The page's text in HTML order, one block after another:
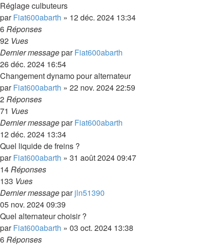
Réglage culbuteurs
parFiat600abarth » 12 déc. 2024 13:34
6Réponses
92 Vues
Dernier messageparFiat600abarth
26 déc. 2024 16:54
Changement dynamo pour alternateur
parFiat600abarth » 22 nov. 2024 22:59
2Réponses
71 Vues
Dernier messageparFiat600abarth
12 déc. 2024 13:34
Quel liquide de freins ?
parFiat600abarth » 31 août 2024 09:47
14Réponses
133 Vues
Dernier messageparjln51390
05 nov. 2024 09:39
Quel alternateur choisir ?
parFiat600abarth » 03 oct. 2024 13:38
6Réponses